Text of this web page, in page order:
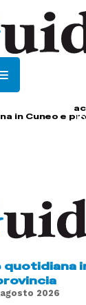
in Cuneo e
2026